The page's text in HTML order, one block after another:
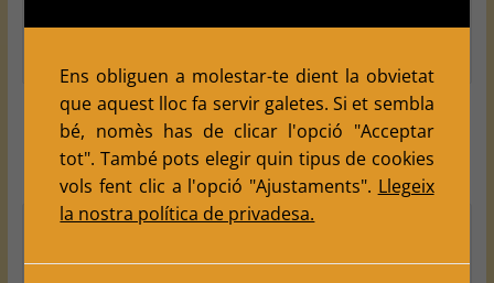
Salut!
Reply
Tere
February 13, 2009 at 11:39 pm
Permalink
m’agradaria saber-ne per poder baixar els
Ens obliguen a molestar-te dient la obvietat
que aquest lloc fa servir galetes. Si et sembla
bé, nomès has de clicar l'opció "Acceptar
tot". També pots elegir quin tipus de cookies
vols fent clic a l'opció "Ajustaments". Llegeix
la nostra política de privadesa.